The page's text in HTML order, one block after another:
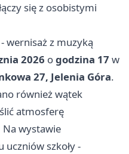
się z osobistymi
wernisaż z muzyką
2026 ogodzina 17 w
27, Jelenia Góra.
również wątek
atmosferę
wystawie
uczniów szkoły -